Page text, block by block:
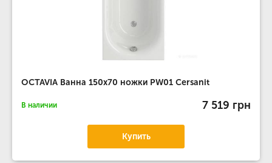
OCTAVIA Ванна 150x70 ножки PW01 Cersanit
В наличии 7 519 грн
Купить